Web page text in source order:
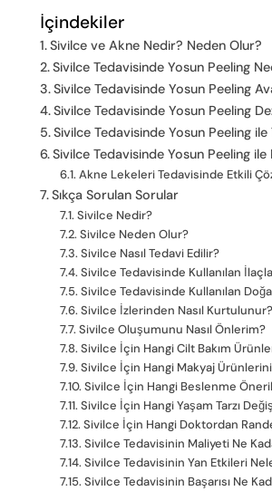
İçindekiler
Sivilce ve Akne Nedir? Neden Olur?
Sivilce Tedavisinde Yosun Peeling
Sivilce Tedavisinde Yosun Peeling
Sivilce Tedavisinde Yosun Peeling
Sivilce Tedavisinde Yosun Peeling
Sivilce Tedavisinde Yosun Peeling
Akne Lekeleri Tedavisinde Etkili
Sıkça Sorulan Sorular
Sivilce Nedir?
Sivilce Neden Olur?
Sivilce Nasıl Tedavi Edilir?
Sivilce Tedavisinde Kullanılan
Sivilce Tedavisinde Kullanılan
Sivilce İzlerinden Nasıl Kurtulunur?
Sivilce Oluşumunu Nasıl Önlerim?
Sivilce İçin Hangi Cilt Bakım
Sivilce İçin Hangi Makyaj Ürünlerini
Sivilce İçin Hangi Beslenme
Sivilce İçin Hangi Yaşam Tarzı
Sivilce İçin Hangi Doktordan
Sivilce Tedavisinin Maliyeti Ne
Sivilce Tedavisinin Yan Etkileri
Sivilce Tedavisinin Başarısı Ne